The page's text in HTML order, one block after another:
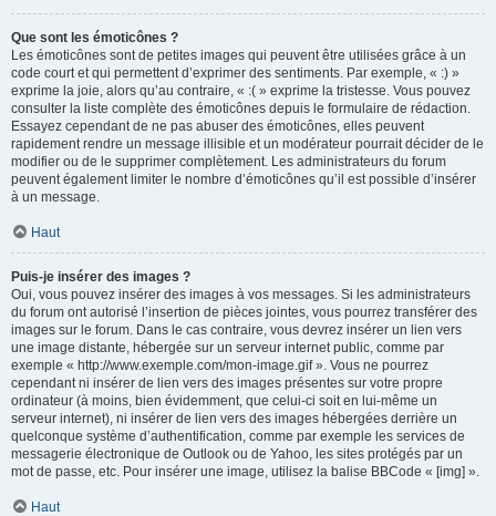
Que sont les émoticônes ?
Les émoticônes sont de petites images qui peuvent être utilisées grâce à un
code court et qui permettent d’exprimer des sentiments. Par exemple, « :) »
exprime la joie, alors qu’au contraire, « :( » exprime la tristesse. Vous pouvez
consulter la liste complète des émoticônes depuis le formulaire de rédaction.
Essayez cependant de ne pas abuser des émoticônes, elles peuvent
rapidement rendre un message illisible et un modérateur pourrait décider de le
modifier ou de le supprimer complètement. Les administrateurs du forum
peuvent également limiter le nombre d’émoticônes qu’il est possible d’insérer
à un message.
Haut
Puis-je insérer des images ?
Oui, vous pouvez insérer des images à vos messages. Si les administrateurs
du forum ont autorisé l’insertion de pièces jointes, vous pourrez transférer des
images sur le forum. Dans le cas contraire, vous devrez insérer un lien vers
une image distante, hébergée sur un serveur internet public, comme par
exemple « http://www.exemple.com/mon-image.gif ». Vous ne pourrez
cependant ni insérer de lien vers des images présentes sur votre propre
ordinateur (à moins, bien évidemment, que celui-ci soit en lui-même un
serveur internet), ni insérer de lien vers des images hébergées derrière un
quelconque système d’authentification, comme par exemple les services de
messagerie électronique de Outlook ou de Yahoo, les sites protégés par un
mot de passe, etc. Pour insérer une image, utilisez la balise BBCode « [img] ».
Haut